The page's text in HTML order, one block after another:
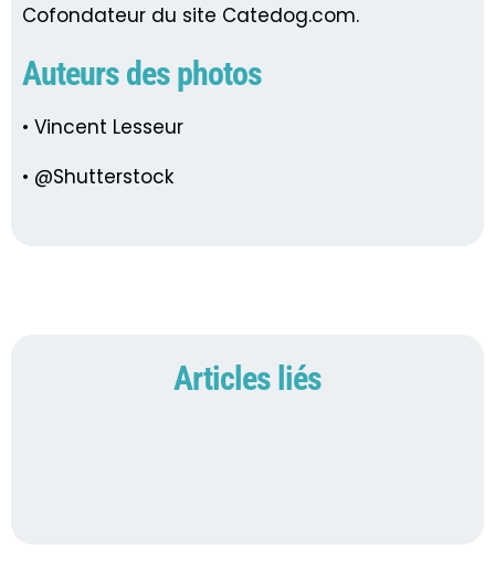
Cofondateur du site Catedog.com.
Auteurs des photos
• Vincent Lesseur
• @Shutterstock
Articles liés